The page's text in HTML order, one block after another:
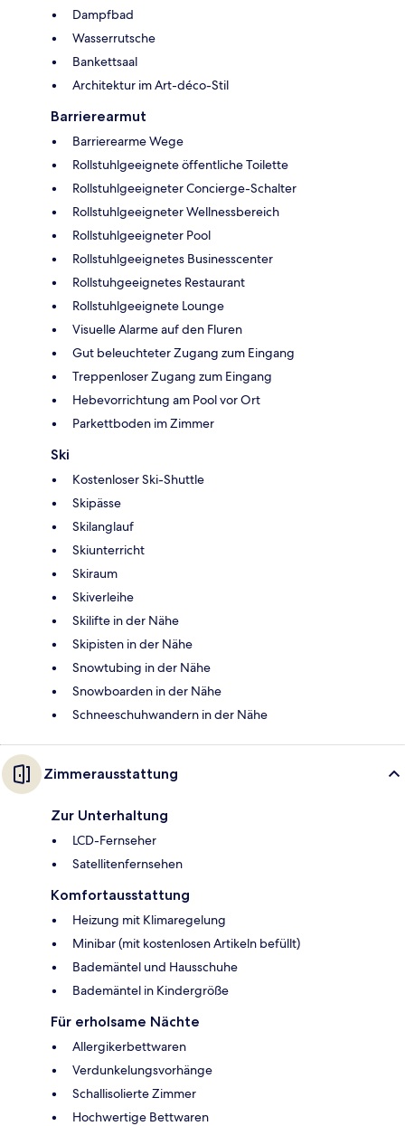
Dampfbad
Wasserrutsche
Bankettsaal
Architektur im Art-déco-Stil
Barrierearmut
Barrierearme Wege
Rollstuhlgeeignete öffentliche Toilette
Rollstuhlgeeigneter Concierge-Schalter
Rollstuhlgeeigneter Wellnessbereich
Rollstuhlgeeigneter Pool
Rollstuhlgeeignetes Businesscenter
Rollstuhgeeignetes Restaurant
Rollstuhlgeeignete Lounge
Visuelle Alarme auf den Fluren
Gut beleuchteter Zugang zum Eingang
Treppenloser Zugang zum Eingang
Hebevorrichtung am Pool vor Ort
Parkettboden im Zimmer
Ski
Kostenloser Ski-Shuttle
Skipässe
Skilanglauf
Skiunterricht
Skiraum
Skiverleihe
Skilifte in der Nähe
Skipisten in der Nähe
Snowtubing in der Nähe
Snowboarden in der Nähe
Schneeschuhwandern in der Nähe
Zimmerausstattung
Zur Unterhaltung
LCD-Fernseher
Satellitenfernsehen
Komfortausstattung
Heizung mit Klimaregelung
Minibar (mit kostenlosen Artikeln befüllt)
Bademäntel und Hausschuhe
Bademäntel in Kindergröße
Für erholsame Nächte
Allergikerbettwaren
Verdunkelungsvorhänge
Schallisolierte Zimmer
Hochwertige Bettwaren